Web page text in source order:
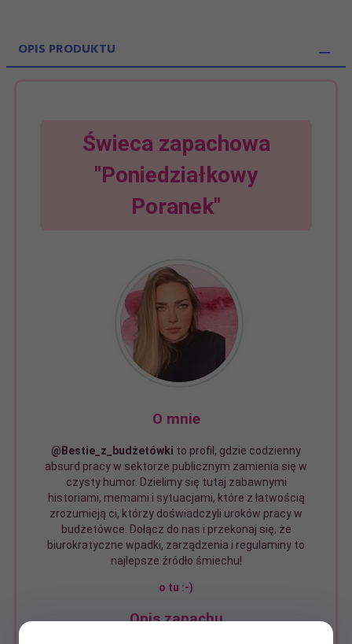
OPIS PRODUKTU
Świeca zapachowa
"Poniedziałkowy
Poranek"
O mnie
@Bestie_z_budżetówki to profil, gdzie codzienny
absurd pracy w sektorze publicznym zamienia się w
czysty humor. Dzielimy się tutaj zabawnymi
historiami, memami i sytuacjami, które z łatwością
zrozumieją ci, którzy doświadczyli uroków pracy w
budżetówce. Dołącz do nas i przekonaj się, że
biurokratyczne wpadki, zarządzenia i regulaminy to
najlepsze źródło śmiechu!
o tu :-)
Opis zapachu